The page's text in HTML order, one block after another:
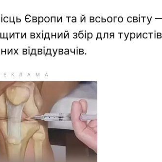
Європи та й всього світу
вхідний збір для
відвідувачів.